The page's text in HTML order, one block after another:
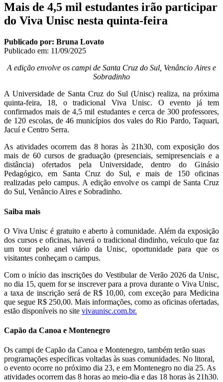
Mais de 4,5 mil estudantes irão participar
do Viva Unisc nesta quinta-feira
Publicado por: Bruna Lovato
Publicado em: 11/09/2025
A edição envolve os campi de Santa Cruz do Sul, Venâncio Aires e
Sobradinho
A Universidade de Santa Cruz do Sul (Unisc) realiza, na próxima
quinta-feira, 18, o tradicional Viva Unisc. O evento já tem
confirmados mais de 4,5 mil estudantes e cerca de 300 professores,
de 120 escolas, de 46 municípios dos vales do Rio Pardo, Taquari,
Jacuí e Centro Serra.
As atividades ocorrem das 8 horas às 21h30, com exposição dos
mais de 60 cursos de graduação (presenciais, semipresenciais e a
distância) ofertados pela Universidade, dentro do Ginásio
Pedagógico, em Santa Cruz do Sul, e mais de 150 oficinas
realizadas pelo campus. A edição envolve os campi de Santa Cruz
do Sul, Venâncio Aires e Sobradinho.
Saiba mais
O Viva Unisc é gratuito e aberto à comunidade. Além da exposição
dos cursos e oficinas, haverá o tradicional dindinho, veículo que faz
um tour pelo anel viário da Unisc, oportunidade para que os
visitantes conheçam o campus.
Com o início das inscrições do Vestibular de Verão 2026 da Unisc,
no dia 15, quem for se inscrever para a prova durante o Viva Unisc,
a taxa de inscrição será de R$ 10,00, com exceção para Medicina
que segue R$ 250,00. Mais informações, como as oficinas ofertadas,
estão disponíveis no site vivaunisc.com.br.
Capão da Canoa e Montenegro
Os campi de Capão da Canoa e Montenegro, também terão suas
programações específicas voltadas às suas comunidades. No litoral,
o evento ocorre no próximo dia 23, e em Montenegro no dia 25. As
atividades ocorrem das 8 horas ao meio-dia e das 18 horas às 21h30.